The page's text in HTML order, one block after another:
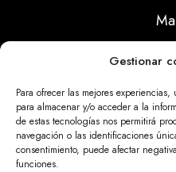
Gestionar
Para ofrecer las mejores
para almacenar y/o acceder a la
de estas tecnologías nos permitirá
navegación o las identificaciones
consentimiento, puede afectar
funciones.